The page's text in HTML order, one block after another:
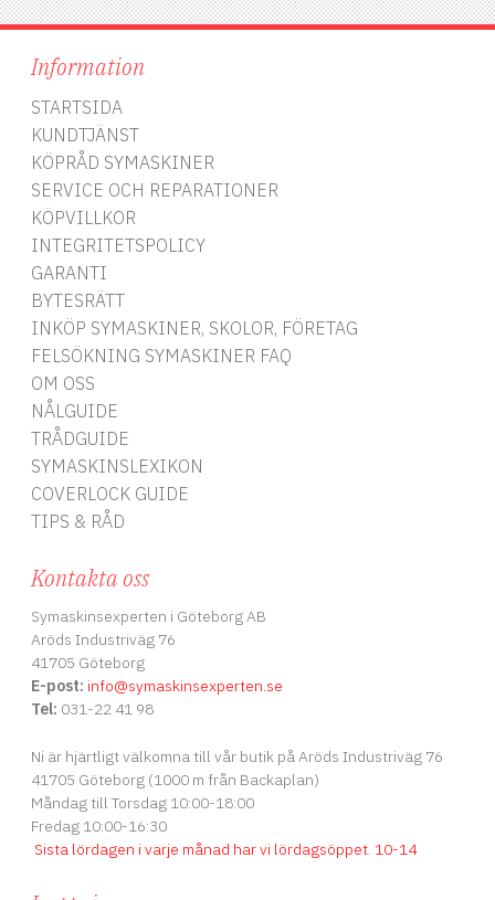
Information
STARTSIDA
KUNDTJÄNST
KÖPRÅD SYMASKINER
SERVICE OCH REPARATIONER
KÖPVILLKOR
INTEGRITETSPOLICY
GARANTI
BYTESRÄTT
INKÖP SYMASKINER, SKOLOR, FÖRETAG
FELSÖKNING SYMASKINER FAQ
OM OSS
NÅLGUIDE
TRÅDGUIDE
SYMASKINSLEXIKON
COVERLOCK GUIDE
TIPS & RÅD
Kontakta oss
Symaskinsexperten i Göteborg AB
Aröds Industriväg 76
41705 Göteborg
E-post: info@symaskinsexperten.se
Tel: 031-22 41 98
Ni är hjärtligt välkomna till vår butik på Aröds Industriväg 76
41705 Göteborg (1000 m från Backaplan)
Måndag till Torsdag 10:00-18:00
Fredag 10:00-16:30
Sista lördagen i varje månad har vi lördagsöppet. 10-14